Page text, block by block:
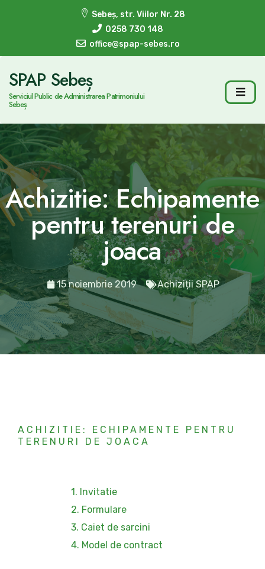
Sebeș, str. Viilor Nr. 28
0258 730 148
office@spap-sebes.ro
SPAP Sebeș
Serviciul Public de Administrarea Patrimoniului
Sebeș
Achizitie: Echipamente
pentru terenuri de
joaca
15 noiembrie 2019 Achiziții SPAP
ACHIZITIE: ECHIPAMENTE PENTRU
TERENURI DE JOACA
1. Invitatie
2. Formulare
3. Caiet de sarcini
4. Model de contract